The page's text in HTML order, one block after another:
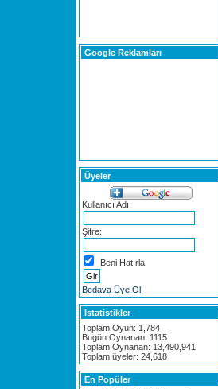
Google Reklamları
Üyeler
Kullanıcı Adı:
Şifre:
Beni Hatırla
Bedava Üye Ol
Istatistikler
Toplam Oyun: 1,784
Bugün Oynanan: 1115
Toplam Oynanan: 13,490,941
Toplam üyeler: 24,618
En Popüler